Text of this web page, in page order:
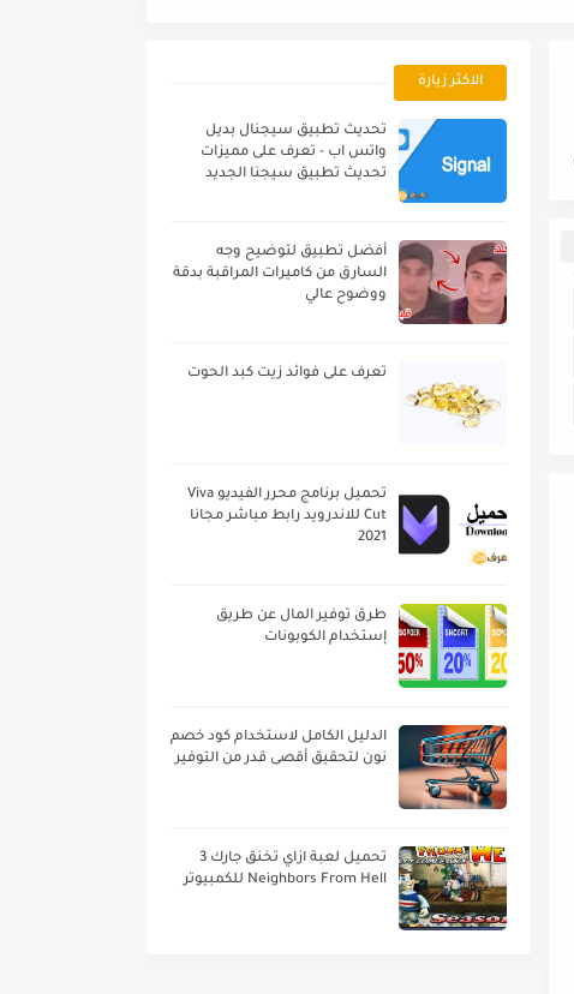
الاكثر زيارة
تحديث تطبيق سيجنال بديل
واتس اب - تعرف على مميزات
تحديث تطبيق سيجنا الجديد
أفضل تطبيق لتوضيح وجه
السارق من كاميرات المراقبة بدقة
ووضوح عالي
تعرف على فوائد زيت كبد الحوت
تحميل برنامج محرر الفيديو Viva
Cut للاندرويد رابط مباشر مجانا
2021
طرق توفير المال عن طريق
إستخدام الكوبونات
الدليل الكامل لاستخدام كود خصم
نون لتحقيق أقصى قدر من التوفير
تحميل لعبة ازاي تخنق جارك 3
Neighbors From Hell للكمبيوتر